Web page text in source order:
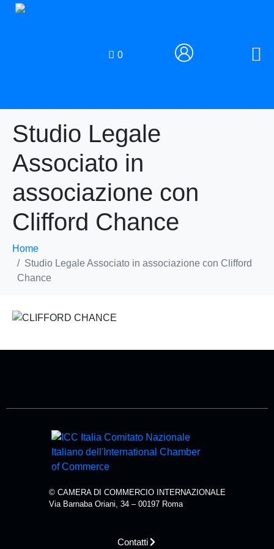
0
Studio Legale
Associato in
associazione con
Clifford Chance
Home
Studio Legale Associato in associazione con Clifford
Chance
© CAMERA DI COMMERCIO INTERNAZIONALE
Via Barnaba Oriani, 34 – 00197 Roma
Contatti